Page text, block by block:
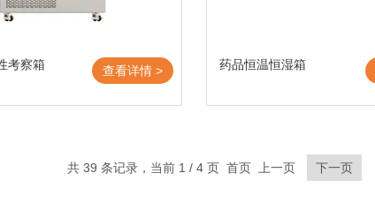
考察箱 查看详情 > 药品恒温恒湿箱
共 39 条记录，当前 1 / 4 页 首页 上一页 下一页